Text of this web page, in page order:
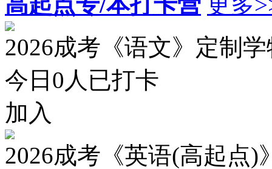
2026成考《语文》定制
今日 0 人已打卡
加入
2026成考《英语(高起点)